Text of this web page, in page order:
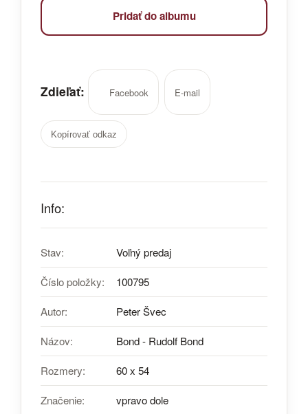
Pridať do albumu
Zdieľať: Facebook E-mail
Kopírovať odkaz
Info:
Stav: Voľný predaj
Číslo položky: 100795
Autor: Peter Švec
Názov: Bond - Rudolf Bond
Rozmery: 60 x 54
Značenie: vpravo dole